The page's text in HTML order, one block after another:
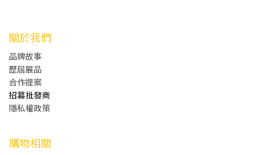
關於我們
品牌故事
歷屆展品
合作提案
招募批發商
隱私權政策
購物相關